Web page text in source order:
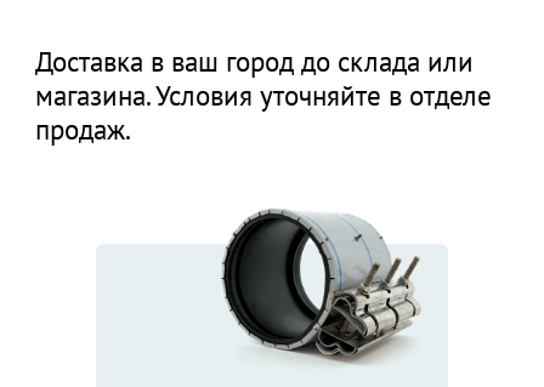
Доставка в ваш город до склада или
магазина. Условия уточняйте в отделе
продаж.